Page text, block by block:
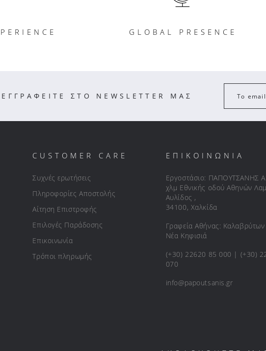
GLOBAL PRESENCE
ΕΓΓΡΑΦΕΙΤΕ ΣΤΟ NEWSLETTER ΜΑΣ Το
CUSTOMER CARE
Συχνές ερωτήσεις
Πληροφορίες Αποστολής
Αίτηση Επιστροφής
Επιλογές Παράδοσης
Επικοινωνία
Τρόποι πληρωμής
ΕΠΙΚΟΙΝΩΝΙΑ
Εργοστάσιο: ΠΑΠΟΥΤΣΑΝΗΣ
χλμ Εθνικής οδού Αθηνών
Αυλίδος ,
34100, Χαλκίδα
Γραφεία Αθήνας:
Νέα Κηφισιά
(+30) 22620 85 000 | (+30)
070
info@papoutsanis.gr